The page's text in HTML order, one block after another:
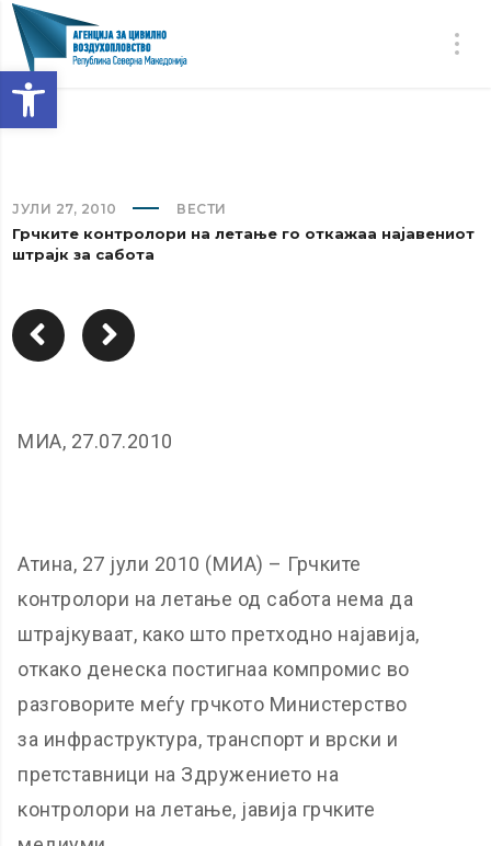
Open toolbar
ЈУЛИ 27, 2010 ВЕСТИ
Грчките контролори на летање го откажаа најавениот
штрајк за сабота
МИА, 27.07.2010
Атина, 27 јули 2010 (МИА) – Грчките
контролори на летање од сабота нема да
штрајкуваат, како што претходно најавија,
откако денеска постигнаа компромис во
разговорите меѓу грчкото Министерство
за инфраструктура, транспорт и врски и
претставници на Здружението на
контролори на летање, јавија грчките